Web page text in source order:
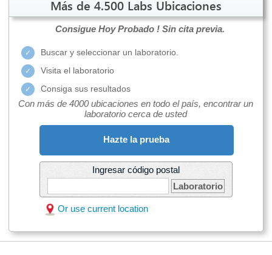
Más de 4.500 Labs Ubicaciones
Consigue Hoy Probado ! Sin cita previa.
Buscar y seleccionar un laboratorio.
Visita el laboratorio
Consiga sus resultados
Con más de 4000 ubicaciones en todo el país, encontrar un
laboratorio cerca de usted
Hazte la prueba
Ingresar código postal
Laboratorio
Or use current location